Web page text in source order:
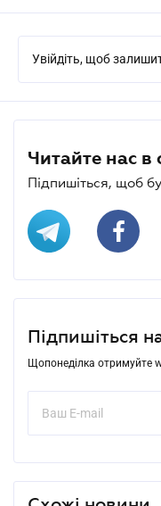
Увійдіть, щоб
Читайте нас
Підпишіться, щоб
Підпишіться
Щопонеділка отримуйте